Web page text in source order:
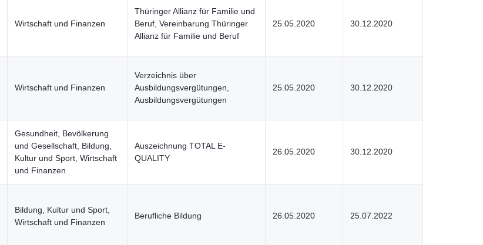
Wirtschaft und Finanzen
Thüringer Allianz für Familie und
Beruf, Vereinbarung Thüringer
Allianz für Familie und Beruf
25.05.2020 30.12.2020
Wirtschaft und Finanzen
Verzeichnis über
Ausbildungsvergütungen,
Ausbildungsvergütungen
25.05.2020 30.12.2020
Gesundheit, Bevölkerung
und Gesellschaft, Bildung,
Kultur und Sport, Wirtschaft
und Finanzen
Auszeichnung TOTAL E-
QUALITY
26.05.2020 30.12.2020
Bildung, Kultur und Sport,
Wirtschaft und Finanzen
Berufliche Bildung 26.05.2020 25.07.2022